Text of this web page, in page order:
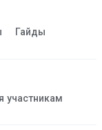
Гайды
участникам